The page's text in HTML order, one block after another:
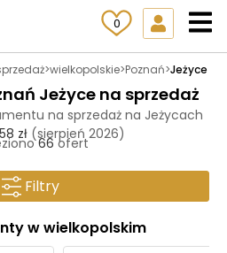
0
>wielkopolskie>Poznań>Jeżyce
Jeżyce na sprzedaż
na sprzedaż na Jeżycach
zł (sierpień 2026)
66ofert
Filtry
w wielkopolskim